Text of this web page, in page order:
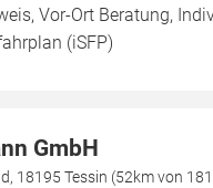
Vor-Ort Beratung,
(iSFP)
GmbH
18195 Tessin (52km von